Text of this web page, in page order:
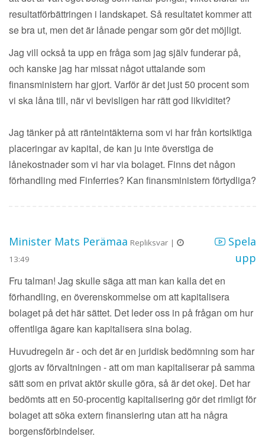
resultatförbättringen i landskapet. Så resultatet kommer att
se bra ut, men det är lånade pengar som gör det möjligt.
Jag vill också ta upp en fråga som jag själv funderar på,
och kanske jag har missat något uttalande som
finansministern har gjort. Varför är det just 50 procent som
vi ska låna till, när vi bevisligen har rätt god likviditet?
Jag tänker på att ränteintäkterna som vi har från kortsiktiga
placeringar av kapital, de kan ju inte överstiga de
lånekostnader som vi har via bolaget. Finns det någon
förhandling med Finferries? Kan finansministern förtydliga?
Minister Mats Perämaa Repliksvar |
13:49
Spela
upp
Fru talman! Jag skulle säga att man kan kalla det en
förhandling, en överenskommelse om att kapitalisera
bolaget på det här sättet. Det leder oss in på frågan om hur
offentliga ägare kan kapitalisera sina bolag.
Huvudregeln är - och det är en juridisk bedömning som har
gjorts av förvaltningen - att om man kapitaliserar på samma
sätt som en privat aktör skulle göra, så är det okej. Det har
bedömts att en 50-procentig kapitalisering gör det rimligt för
bolaget att söka extern finansiering utan att ha några
borgensförbindelser.